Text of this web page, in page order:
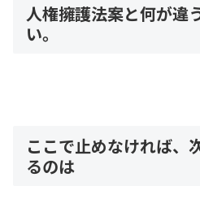
人権擁護法案と何が違
い。
ここで止めなければ、
るのは